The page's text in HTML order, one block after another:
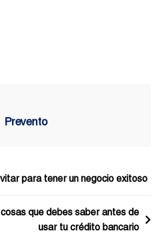
Prevento
para tener un negocio exitoso
que debes saber antes de
usar tu crédito bancario